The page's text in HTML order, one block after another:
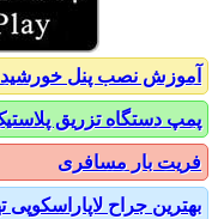
نصب پنل خورشیدی
دستگاه تزریق پلاستیک
بار مسافری
جراح لاپاراسکوپی تهران